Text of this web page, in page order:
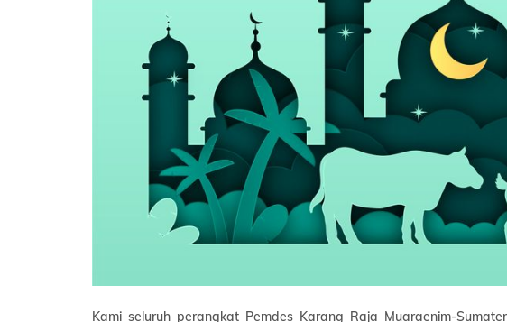
Kami seluruh perangkat Pemdes Karang Raja Muaraenim-